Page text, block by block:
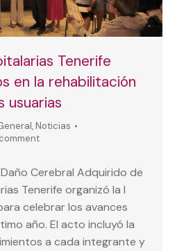
Tenerife
en la rehabilitación
usuarias
, Noticias
Cerebral Adquirido de
Tenerife organizó la I
celebrar los avances
año. El acto incluyó la
a cada integrante y